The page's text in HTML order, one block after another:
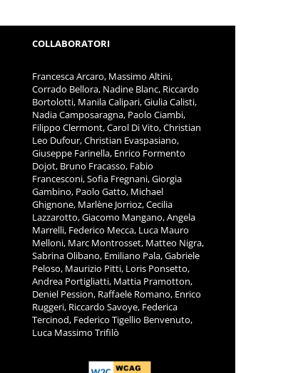
COLLABORATORI
Francesca Arcaro, Massimo Altini,
Corrado Bellora, Nadine Blanc, Riccardo
Bortolotti, Manila Calipari, Giulia Calisti,
Nadia Camposaragna, Paolo Ciambi,
Filippo Clermont, Carol Di Vito, Christian
Leo Dufour, Christian Evaspasiano,
Giuseppe Farinella, Enrico Formento
Dojot, Bruno Fracasso, Fabio
Francesconi, Sofia Fregnani, Giorgia
Gambino, Paolo Gatto, Michael
Ghignone, Marlène Jorrioz, Cecilia
Lazzarotto, Giacomo Mangano, Angela
Marrelli, Federico Mecca, Luca Mauro
Melloni, Marc Montrosset, Matteo Nigra,
Sabrina Olibano, Emiliano Pala, Gabriele
Peloso, Maurizio Pitti, Loris Ponsetto,
Andrea Portigliatti, Mattia Pramotton,
Deniel Pession, Raffaele Romano, Enrico
Ruggeri, Riccardo Savoye, Federica
Tercinod, Federico Tigellio Benvenuto,
Luca Massimo Trifilò